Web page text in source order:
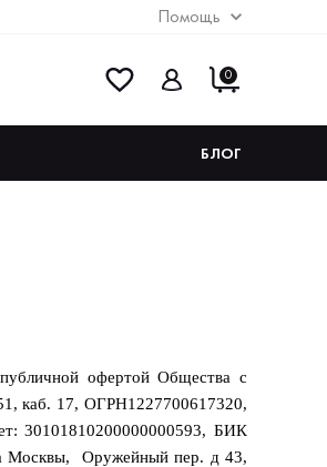
Помощь
0
БЛОГ
офертой Общества с
каб. 17, ОГРН1227700617320,
30101810200000000593, БИК
Москвы, Оружейный пер. д 43,